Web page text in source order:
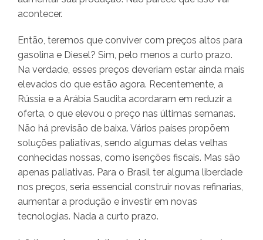
acontecer.
Então, teremos que conviver com preços altos para
gasolina e Diesel? Sim, pelo menos a curto prazo.
Na verdade, esses preços deveriam estar ainda mais
elevados do que estão agora. Recentemente, a
Rússia e a Arábia Saudita acordaram em reduzir a
oferta, o que elevou o preço nas últimas semanas.
Não há previsão de baixa. Vários países propõem
soluções paliativas, sendo algumas delas velhas
conhecidas nossas, como isenções fiscais. Mas são
apenas paliativas. Para o Brasil ter alguma liberdade
nos preços, seria essencial construir novas refinarias,
aumentar a produção e investir em novas
tecnologias. Nada a curto prazo.